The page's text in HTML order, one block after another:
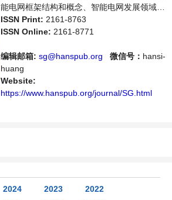
能电网框架结构和概念、智能电网发展领域内
最新研究动态的相关论文。本刊支持思想创
新、学术创新，倡导科学，繁荣学术，集学术
家、学者、科研人员提供一个传播、分享和讨
论电网智能领域内不同方向问题与发展的交流
平台。
ISSN Print: 2161-8763
ISSN Online: 2161-8771
编辑邮箱: sg@hanspub.org 微信号： hansi-
huang
Website:
https://www.hanspub.org/journal/SG.html
2024 2023
2022